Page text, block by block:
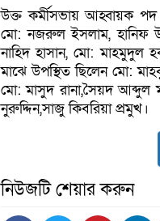
উক্ত কর্মীসভায় আহ্বায়ক পদ
মো: নজরুল ইসলাম, হানিফ
নাহিদ হাসান, মো: মাহমুদুল
মাঝে উপস্থিত ছিলেন মো:
মো: মাসুদ রানা,সৈয়দ আব্দুল
নুরুদ্দিন,সাজু কিবরিয়া প্রমুখ।
নিউজটি শেয়ার করুন